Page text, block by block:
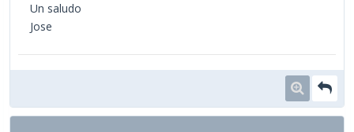
Un saludo
Jose